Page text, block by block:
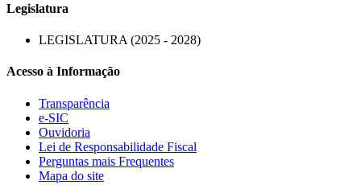
Legislatura
LEGISLATURA (2025 - 2028)
Acesso à Informação
Transparência
e-SIC
Ouvidoria
Lei de Responsabilidade Fiscal
Perguntas mais Frequentes
Mapa do site